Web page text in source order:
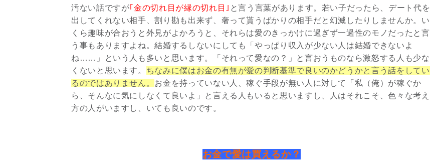
汚ない話ですが｢金の切れ目が縁の切れ目｣ と言う言葉があります。若い子だったら、デート代を
出してくれない相手、割り勘も出来ず、奢って貰うばかりの相手だと幻滅したりしませんか。い
くら趣味が合おうと外見がよかろうと、それらは愛のきっかけに過ぎず一過性のモノだったと言
う事もありますよね。結婚するしないにしても「やっぱり収入が少ない人は結婚できないよ
ね……」という人も多いと思います。「それって愛なの？」と言おうものなら激怒する人も少な
くないと思います。 ちなみに僕はお金の有無が愛の判断基準で良いのかどうかと言う話をしてい
るのではありません。 お金を持っていない人、稼ぐ手段が無い人に対して「私（俺）が稼ぐか
ら、そんなに気にしなくて良いよ」と言える人もいると思いますし、人はそれこそ、色々な考え
方の人がいますし、いても良いのです。
お金で愛は買えるか？